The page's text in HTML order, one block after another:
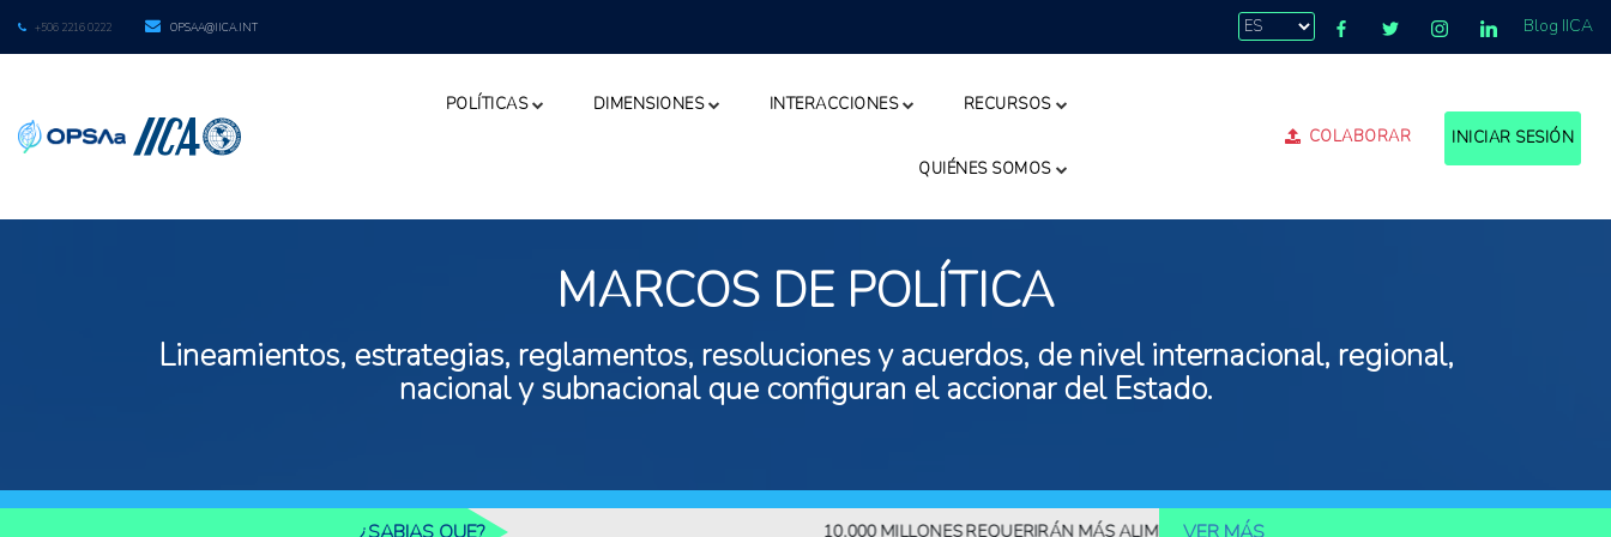
+506 2216 0222 OPSAA@IICA.INT Blog IICA
POLÍTICAS DIMENSIONES INTERACCIONES RECURSOS
QUIÉNES SOMOS
COLABORAR INICIAR SESIÓN
MARCOS DE POLÍTICA
Lineamientos, estrategias, reglamentos, resoluciones y acuerdos, de nivel internacional, regional,
nacional y subnacional que configuran el accionar del Estado.
10.000 MILLONES REQUERIRÁN MÁS ALIMENTOS10.000 MILLONES DE PERSONAS DEBERÁN SER